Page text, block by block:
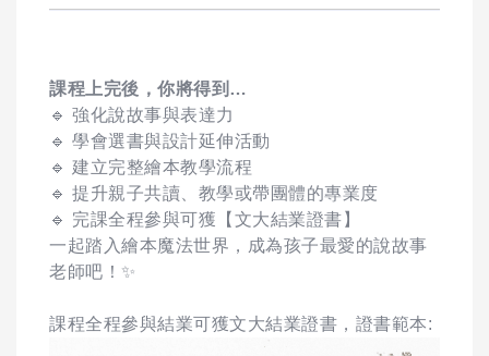
課程上完後，你將得到…
🔹 強化說故事與表達力
🔹 學會選書與設計延伸活動
🔹 建立完整繪本教學流程
🔹 提升親子共讀、教學或帶團體的專業度
🔹 完課全程參與可獲【文大結業證書】
一起踏入繪本魔法世界，成為孩子最愛的說故事
老師吧！✨
課程全程參與結業可獲文大結業證書，證書範本: